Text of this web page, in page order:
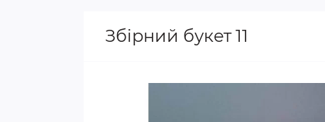
Збірний букет 11